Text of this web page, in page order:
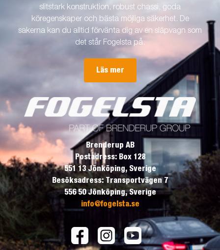
slitstark konstruktion, robust chassi, goda
köregenskaper och bästa möjliga säkerhet. De
sakerna kan du alltid förvänta dig av en släpvagn som
det står Fogelsta på.
Läs mer
Brenderup AB
Postadress: Box 128
551 13 Jönköping, Sverige
Besöksadress: Transportvägen 7
556 50 Jönköping, Sverige
info@fogelsta.se